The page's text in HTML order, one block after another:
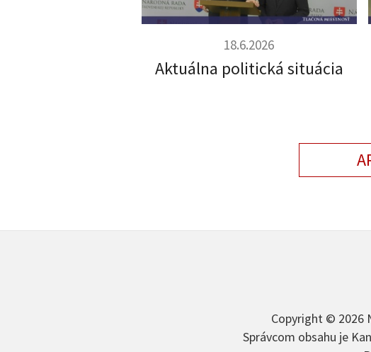
18.6.2026
Aktuálna politická situácia
Copyright © 2026
Správcom obsahu je